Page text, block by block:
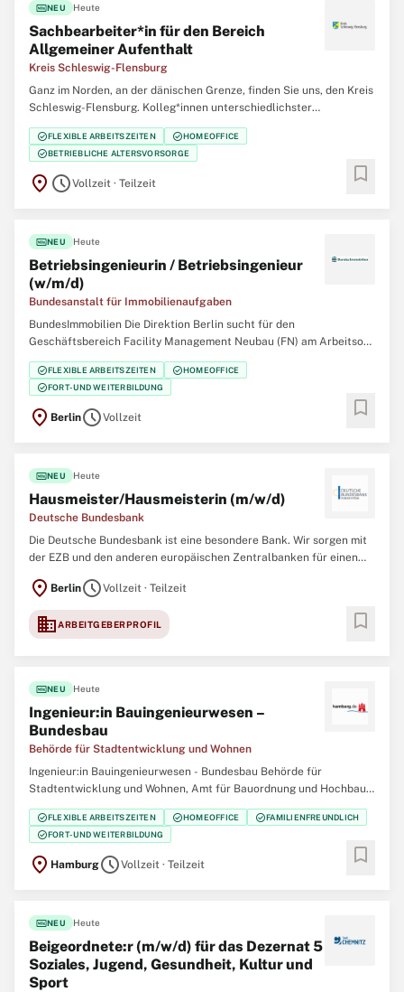
fiber_newNEU Heute
Sachbearbeiter*in für den Bereich
Allgemeiner Aufenthalt
Kreis Schleswig-Flensburg
Ganz im Norden, an der dänischen Grenze, finden Sie uns, den Kreis
Schleswig-Flensburg. Kolleg*innen unterschiedlichster
Professionen arbeiten gemeinsam für die Menschen in unserem
Kreis. Werden Sie Teil unseres Teams und gestalten Sie Ihre
berufliche Zukunft mit uns zusammen. Verbinden
check_circleFLEXIBLE ARBEITSZEITEN check_circleHOMEOFFICE
check_circleBETRIEBLICHE ALTERSVORSORGE
location_on scheduleVollzeit · Teilzeit bookmark
fiber_newNEU Heute
Betriebsingenieurin / Betriebsingenieur
(w/m/d)
Bundesanstalt für Immobilienaufgaben
BundesImmobilien Die Direktion Berlin sucht für den
Geschäftsbereich Facility Management Neubau (FN) am Arbeitsort
Berlin für die Betreuung von Dienstliegenschaften Oberster
Bundesbehörden ab sofort bzw. zum nächstmöglichen Zeitpunkt
eine/einen: Betriebsingenieurin / Betriebsingenieur
check_circleFLEXIBLE ARBEITSZEITEN check_circleHOMEOFFICE
check_circleFORT- UND WEITERBILDUNG
location_on BerlinscheduleVollzeit bookmark
fiber_newNEU Heute
Hausmeister/Hausmeisterin (m/w/d)
Deutsche Bundesbank
Die Deutsche Bundesbank ist eine besondere Bank. Wir sorgen mit
der EZB und den anderen europäischen Zentralbanken für einen
brauchen wir eine große Vielfalt von Spezialistinnen und
Spezialisten in handwerklichen Arbeitsbereichen,
location_on BerlinscheduleVollzeit · Teilzeit
domainARBEITGEBERPROFIL bookmark
fiber_newNEU Heute
Ingenieur:in Bauingenieurwesen –
Bundesbau
Behörde für Stadtentwicklung und Wohnen
Ingenieur:in Bauingenieurwesen - Bundesbau Behörde für
Stadtentwicklung und Wohnen, Amt für Bauordnung und Hochbau,
Bundesbauabteilung Job-ID: J000043251 Startdatum:
schnellstmöglich Art der Anstellung: Vollzeit/Teilzeit (unbefristet)
Bezahlung: EGr. 12 TV-L BesGr. A12 HmbBesG Bewerbungsfrist:
check_circleFLEXIBLE ARBEITSZEITEN check_circleHOMEOFFICE check_circleFAMILIENFREUNDLICH
check_circleFORT- UND WEITERBILDUNG
location_on HamburgscheduleVollzeit · Teilzeit bookmark
fiber_newNEU Heute
Beigeordnete:r (m/w/d) für das Dezernat 5
Soziales, Jugend, Gesundheit, Kultur und
Sport